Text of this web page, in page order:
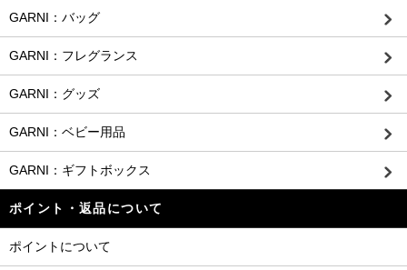
GARNI：バッグ
GARNI：フレグランス
GARNI：グッズ
GARNI：ベビー用品
GARNI：ギフトボックス
ポイント・返品について
ポイントについて